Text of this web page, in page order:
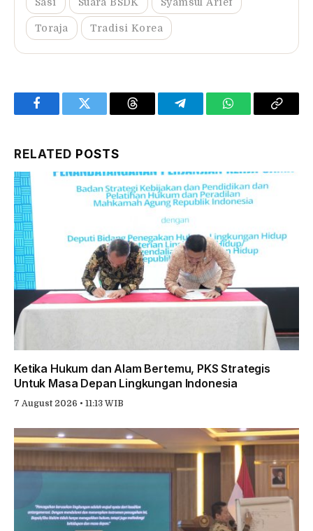
Sasi Suara BSDK Syamsul Arief
Toraja Tradisi Korea
FacebookTwitter Threads TelegramWhatsAppCopy
RELATED POSTS
Ketika Hukum dan Alam Bertemu, PKS Strategis
Untuk Masa Depan Lingkungan Indonesia
7 August 2026 • 11:13 WIB